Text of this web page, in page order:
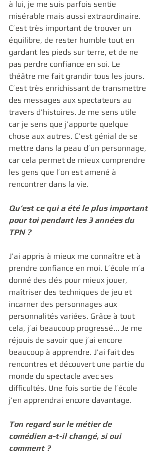
à lui, je me suis parfois sentie
misérable mais aussi extraordinaire.
C’est très important de trouver un
équilibre, de rester humble tout en
gardant les pieds sur terre, et de ne
pas perdre confiance en soi. Le
théâtre me fait grandir tous les jours.
C’est très enrichissant de transmettre
des messages aux spectateurs au
travers d’histoires. Je me sens utile
car je sens que j’apporte quelque
chose aux autres. C’est génial de se
mettre dans la peau d’un personnage,
car cela permet de mieux comprendre
les gens que l’on est amené à
rencontrer dans la vie.
Qu’est ce qui a été le plus important
pour toi pendant les 3 années du
TPN ?
J’ai appris à mieux me connaître et à
prendre confiance en moi. L’école m’a
donné des clés pour mieux jouer,
maîtriser des techniques de jeu et
incarner des personnages aux
personnalités variées. Grâce à tout
cela, j’ai beaucoup progressé... Je me
réjouis de savoir que j’ai encore
beaucoup à apprendre. J’ai fait des
rencontres et découvert une partie du
monde du spectacle avec ses
difficultés. Une fois sortie de l’école
j’en apprendrai encore davantage.
Ton regard sur le métier de
comédien a-t-il changé, si oui
comment ?